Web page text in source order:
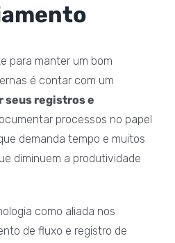
para manter um bom
é contar com um
seus registros e
processos no papel
demanda tempo e muitos
diminuem a produtividade
como aliada nos
de fluxo e registro de